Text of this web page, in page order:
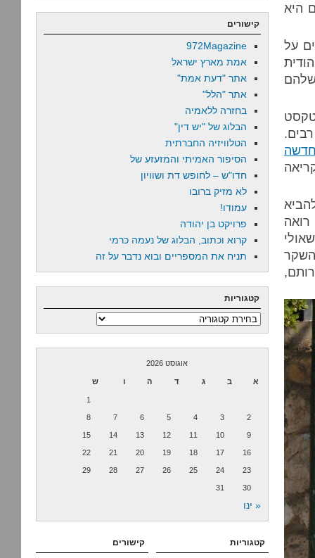
היא
על
השקר
קישורים
972Magazine
אמת מארץ ישראל
אתר "דעת אמת"
אתר "הלל"
בחזרה ללאמיה
הבלוג של "יש דין"
הטלוויזיה החברתית
הסיפור האמיתי והמזעזע של
חדו"ש – לחופש דת ושוויון
לא מזיק ברובו
עמודו!
פרויקט בן יהודה
קרוא וכתוב, הבלוג של נעמה כרמי
תניח את המספריים ובוא נדבר על זה
קטגוריות
קטגוריות
אוגוסט 2026
א ב ג ד ה ו ש
1
2
3
4
5
6
7
8
9
10
11
12
13
14
15
16
17
18
19
20
21
22
23
24
25
26
27
28
29
30
31
« ינו
קטגוריות קישורים